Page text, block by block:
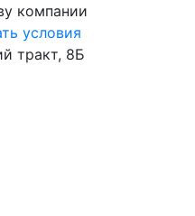
компании
условия
тракт, 8Б